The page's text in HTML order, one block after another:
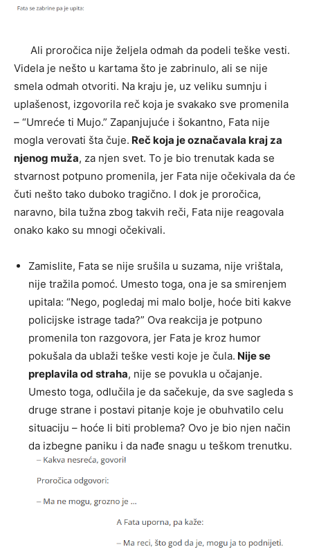
Ali proročica nije željela odmah da podeli teške vesti.
Videla je nešto u kartama što je zabrinulo, ali se nije
smela odmah otvoriti. Na kraju je, uz veliku sumnju i
uplašenost, izgovorila reč koja je svakako sve promenila
– “Umreće ti Mujo.” Zapanjujuće i šokantno, Fata nije
mogla verovati šta čuje. Reč koja je označavala kraj za
njenog muža, za njen svet. To je bio trenutak kada se
stvarnost potpuno promenila, jer Fata nije očekivala da će
čuti nešto tako duboko tragično. I dok je proročica,
naravno, bila tužna zbog takvih reči, Fata nije reagovala
onako kako su mnogi očekivali.
Zamislite, Fata se nije srušila u suzama, nije vrištala,
nije tražila pomoć. Umesto toga, ona je sa smirenjem
upitala: “Nego, pogledaj mi malo bolje, hoće biti kakve
policijske istrage tada?” Ova reakcija je potpuno
promenila ton razgovora, jer Fata je kroz humor
pokušala da ublaži teške vesti koje je čula. Nije se
preplavila od straha, nije se povukla u očajanje.
Umesto toga, odlučila je da sačekuje, da sve sagleda s
druge strane i postavi pitanje koje je obuhvatilo celu
situaciju – hoće li biti problema? Ovo je bio njen način
da izbegne paniku i da nađe snagu u teškom trenutku.